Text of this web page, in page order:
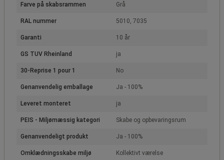
Farve på skabsrammen Grå
RAL nummer 5010, 7035
Garanti 10 år
GS TUV Rheinland ja
30-Reprise 1 pour 1 No
Genanvendelig emballage Ja - 100%
Leveret monteret ja
PEIS - Miljømæssig kategori Skabe og opbevaringsrum
Genanvendeligt produkt Ja - 100%
Omklædningsskabe miljø Kollektivt værelse